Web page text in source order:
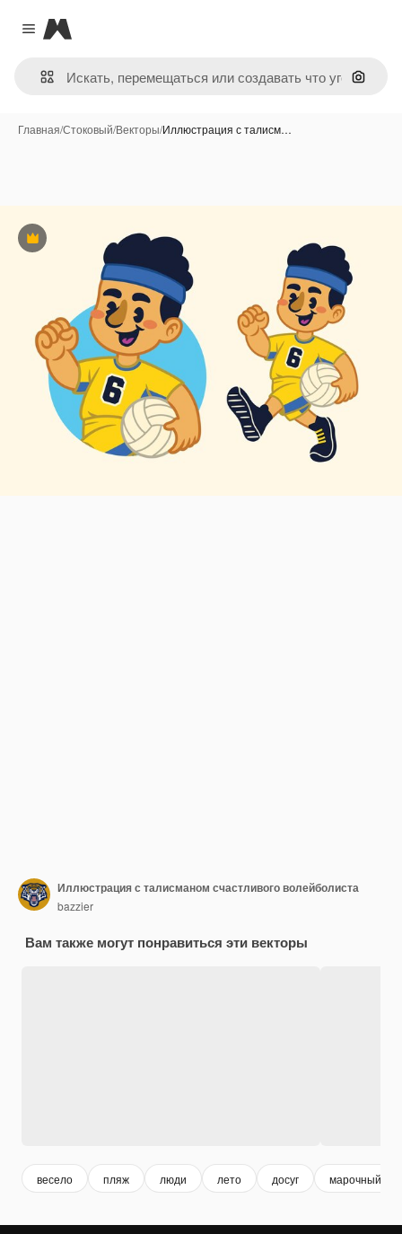
Close menu
Magnific
Поиск
Главная/Стоковый/Векторы/Иллюстрация с талисм…
Премиум
Иллюстрация с талисманом счастливого волейболиста
bazzier
Вам также могут понравиться эти векторы
весело пляж люди лето досуг марочный